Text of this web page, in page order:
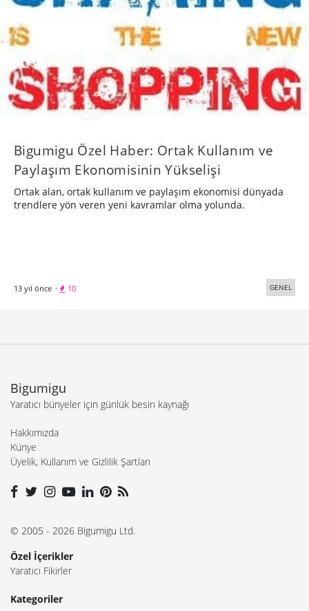
Bigumigu Özel Haber: Ortak Kullanım ve
Paylaşım Ekonomisinin Yükselişi
Ortak alan, ortak kullanım ve paylaşım ekonomisi dünyada
trendlere yön veren yeni kavramlar olma yolunda.
13 yıl önce · 10 GENEL
Bigumigu
Yaratıcı bünyeler için günlük besin kaynağı
Hakkımızda
Künye
Üyelik, Kullanım ve Gizlilik Şartları
© 2005 - 2026 Bigumigu Ltd.
Özel İçerikler
Yaratıcı Fikirler
Kategoriler